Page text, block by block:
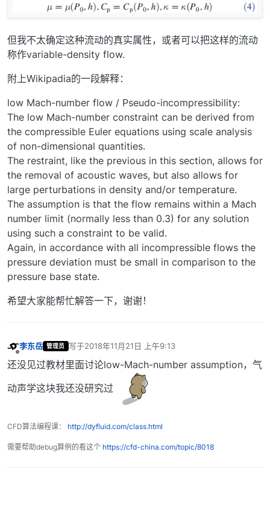
但我不太确定这种流动的真实属性，或者可以把这样的流动
称作variable-density flow.
附上Wikipadia的一段解释：
low Mach-number flow / Pseudo-incompressibility:
The low Mach-number constraint can be derived from
the compressible Euler equations using scale analysis
of non-dimensional quantities.
The restraint, like the previous in this section, allows for
the removal of acoustic waves, but also allows for
large perturbations in density and/or temperature.
The assumption is that the flow remains within a Mach
number limit (normally less than 0.3) for any solution
using such a constraint to be valid.
Again, in accordance with all incompressible flows the
pressure deviation must be small in comparison to the
pressure base state.
希望大家能帮忙解答一下，谢谢！
李东岳 管理员 写于2018年11月21日 上午9:13
最后由 编辑
还没见过教材里面讨论low-Mach-number assumption，气
动声学这块我还没研究过
CFD算法编程课： http://dyfluid.com/class.html
需要帮助debug算例的看这个 https://cfd-china.com/topic/8018